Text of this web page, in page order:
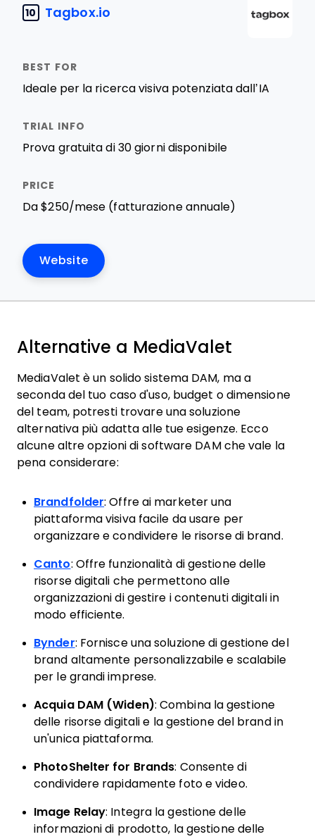
10 Tagbox.io
Ideale per la ricerca visiva potenziata dall’IA
Prova gratuita di 30 giorni disponibile
Da $250/mese (fatturazione annuale)
Website
Alternative a MediaValet
MediaValet è un solido sistema DAM, ma a
seconda del tuo caso d'uso, budget o dimensione
del team, potresti trovare una soluzione
alternativa più adatta alle tue esigenze. Ecco
alcune altre opzioni di software DAM che vale la
pena considerare:
Brandfolder: Offre ai marketer una
piattaforma visiva facile da usare per
organizzare e condividere le risorse di brand.
Canto: Offre funzionalità di gestione delle
risorse digitali che permettono alle
organizzazioni di gestire i contenuti digitali in
modo efficiente.
Bynder: Fornisce una soluzione di gestione del
brand altamente personalizzabile e scalabile
per le grandi imprese.
Acquia DAM (Widen): Combina la gestione
delle risorse digitali e la gestione del brand in
un'unica piattaforma.
PhotoShelter for Brands: Consente di
condividere rapidamente foto e video.
Image Relay: Integra la gestione delle
informazioni di prodotto, la gestione delle